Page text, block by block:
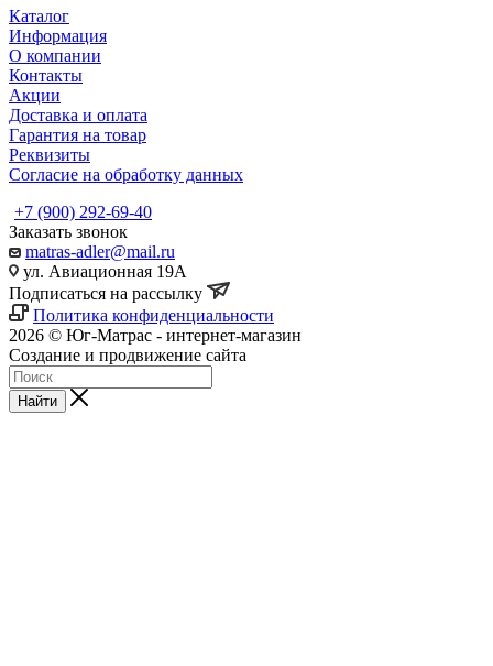
Каталог
Информация
О компании
Контакты
Акции
Доставка и оплата
Гарантия на товар
Реквизиты
Согласие на обработку данных
+7 (900) 292-69-40
Заказать звонок
matras-adler@mail.ru
ул. Авиационная 19А
Подписаться на рассылку
Политика конфиденциальности
2026 © Юг-Матрас - интернет-магазин
Создание и продвижение сайта
Найти